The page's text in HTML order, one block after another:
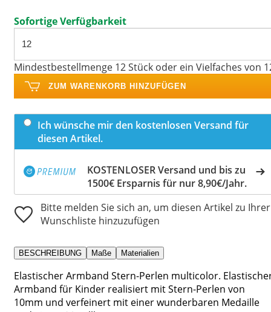
Sofortige Verfügbarkeit
Mindestbestellmenge 12 Stück oder ein Vielfaches von
ZUM WARENKORB HINZUFÜGEN
Ich wünsche mir den kostenlosen Versand für
diesen Artikel.
KOSTENLOSER Versand und bis zu
1500€ Ersparnis für nur 8,90€/Jahr.
Bitte melden Sie sich an, um diesen Artikel zu Ihrer
Wunschliste hinzuzufügen
BESCHREIBUNG Maße Materialien
Elastischer Armband Stern-Perlen multicolor.
Armband für Kinder realisiert mit Stern-Perlen von
10mm und verfeinert mit einer wunderbaren Medaille